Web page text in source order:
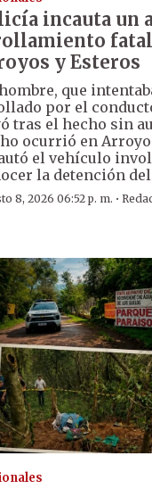
incauta un
y Esteros
que
por el
tras el hecho sin
ocurrió en
el vehículo
la detención
8, 2026 06:52 p. m. ·